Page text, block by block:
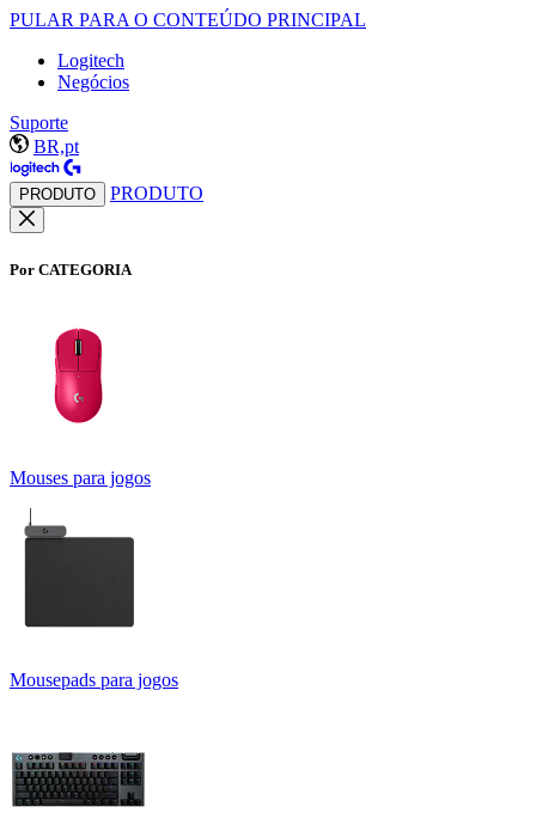
PULAR PARA O CONTEÚDO PRINCIPAL
Logitech
Negócios
Suporte
BR,pt
PRODUTO PRODUTO
Por CATEGORIA
Mouses para jogos
Mousepads para jogos